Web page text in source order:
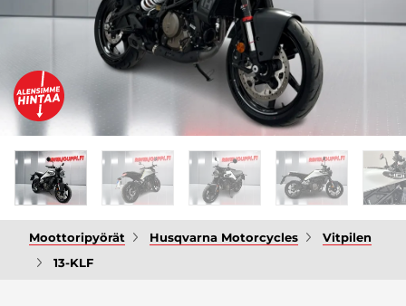
Moottoripyörät Husqvarna Motorcycles
Vitpilen
13-KLF